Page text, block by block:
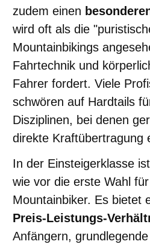
zudem einen
wird oft als die
Mountainbikings
Fahrtechnik und
Fahrer fordert. Viele
schwören auf Hardtails
Disziplinen, bei denen
direkte Kraftübertragung
In der Einsteigerklasse
wie vor die erste Wahl
Mountainbiker. Es bietet
Preis-Leistungs-
Anfängern,